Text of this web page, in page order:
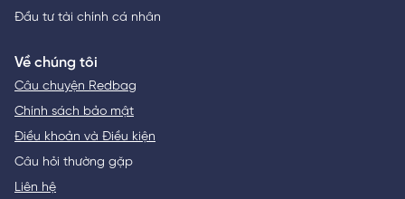
Đầu tư tài chính cá nhân
Về chúng tôi
Câu chuyện Redbag
Chính sách bảo mật
Điều khoản và Điều kiện
Câu hỏi thường gặp
Liên hệ